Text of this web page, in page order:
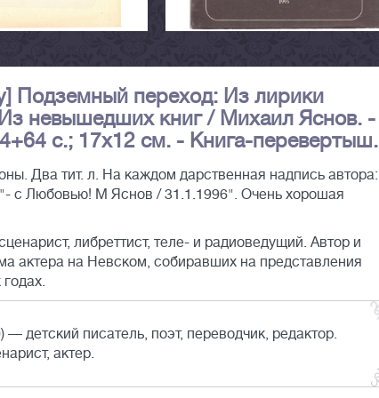
Подземный переход: Из лирики
невышедших книг / Михаил Яснов. -
с.; 17х12 см. - Книга-перевертыш.
Два тит. л. На каждом дарственная надпись автора:
с Любовью! М Яснов / 31.1.1996". Очень хорошая
либреттист, теле- и радиоведущий. Автор и
актера на Невском, собиравших на представления
детский писатель, поэт, переводчик, редактор.
актер.